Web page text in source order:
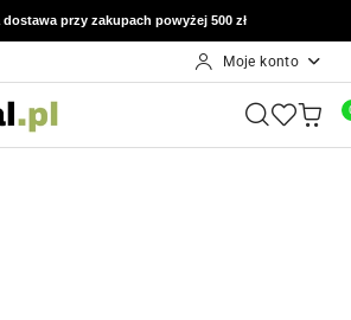
dostawa przy zakupach powyżej 500 zł
Moje konto